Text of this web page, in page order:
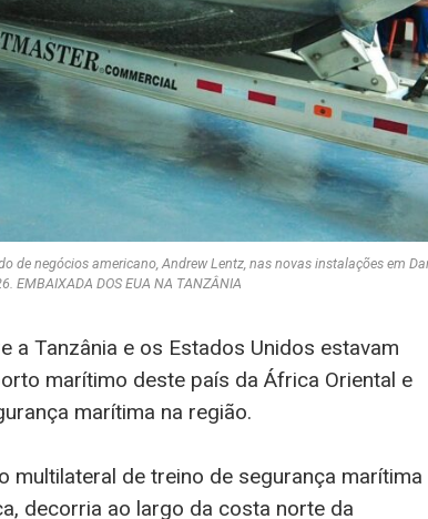
de negócios americano, Andrew Lentz, nas novas instalações em
EMBAIXADA DOS EUA NA TANZÂNIA
a Tanzânia e os Estados Unidos estavam
marítimo deste país da África Oriental e
marítima na região.
multilateral de treino de segurança marítima
decorria ao largo da costa norte da